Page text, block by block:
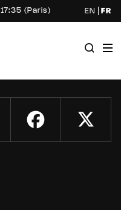
17:35 (Paris) EN FR